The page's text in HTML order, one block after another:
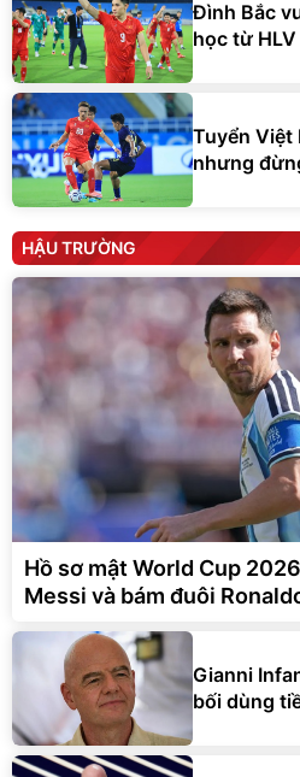
Đình Bắc
học từ
Tuyển Việt
nhưng
HẬU TRƯỜNG
Hồ sơ mật World Cup
Messi và bám đuôi
Gianni
bối dùng